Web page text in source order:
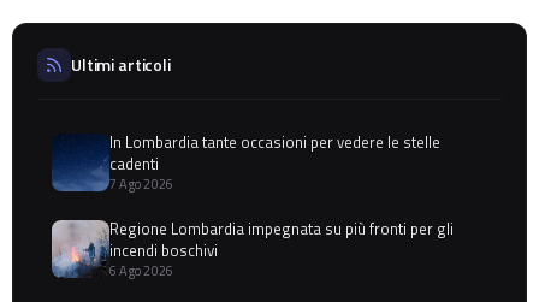
Ultimi articoli
In Lombardia tante occasioni per vedere le stelle
cadenti
7 Ago 2026
Regione Lombardia impegnata su più fronti per gli
incendi boschivi
6 Ago 2026